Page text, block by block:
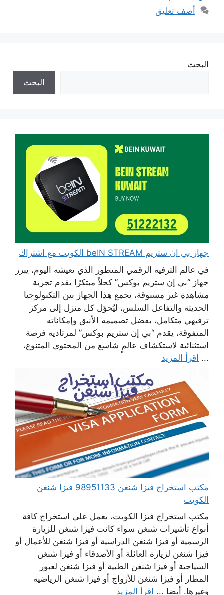
أضف تعليق
البحث
البحث
جهاز بي ان ستريم beIN STREAM الكويت مع اشتراك
في عالم الترفيه الرقمي المتطور الذي تعيشه اليوم، يبرز
جهاز “بي إن ستريم بوكس” كحلاً مبتكرًا يقدم تجربة
مشاهدة غير مسبوقة، يجمع هذا الجهاز بين التكنولوجيا
الحديثة والتفاعل السلس، ليُحوّل كل منزل إلى مركز
ترفيهي متكامل، بفضل تصميمه الأنيق وإمكاناته
المتفوقة، يقدم “بي إن ستريم بوكس” لمرتاديه فرصة
استثنائية لاستكشاف عالمٍ شاسع من المحتوى المتنوع،
... اقرأ المزيد
مكتب استخراج فيزا شنغن 98951133 فيزا شنغن
الكويت
مكتب استخراج فيزا الكويت، يعمل على استخراج كافة
أنواع تأشيرات شنغن سواء كانت فيزا شنغن للزيارة
الرسمية أو فيزا شنغن الدراسية أو فيزا شنغن للأعمال أو
فيزا شنغن لزيارة العائلة أو الأصدقاء أو فيزا شنغن
السياحية أو فيزا شنغن الطبية أو فيزا شنغن لعبور
المطار أو فيزا شنغن للأزواج أو فيزا شنغن الرياضية
وغيرها. أيضا ... اقرأ المزيد